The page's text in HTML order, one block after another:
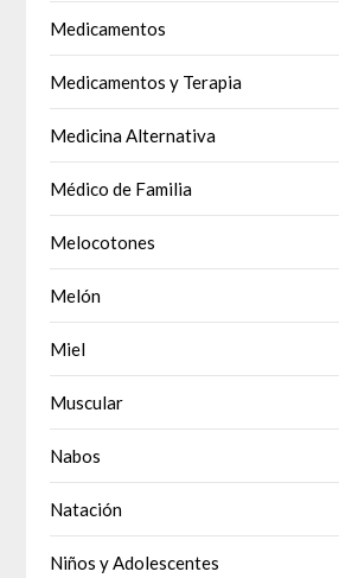
Medicamentos
Medicamentos y Terapia
Medicina Alternativa
Médico de Familia
Melocotones
Melón
Miel
Muscular
Nabos
Natación
Niños y Adolescentes